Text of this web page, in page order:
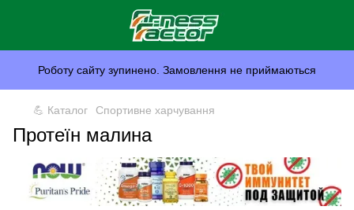
Роботу сайту зупинено. Замовлення не приймаються
💪 Каталог Спортивне харчування
Протеїн малина